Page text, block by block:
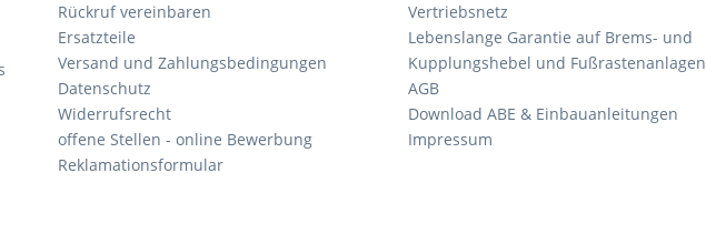
Rückruf vereinbaren
Ersatzteile
Versand und Zahlungsbedingungen
Datenschutz
Widerrufsrecht
offene Stellen - online Bewerbung
Reklamationsformular
Vertriebsnetz
Lebenslange Garantie auf Brems- und
Kupplungshebel und Fußrastenanlagen
AGB
Download ABE & Einbauanleitungen
Impressum